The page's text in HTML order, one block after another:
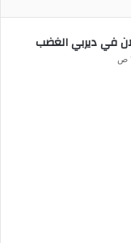
في ديربي الغضب